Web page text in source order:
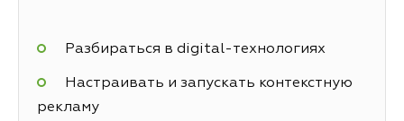
Разбираться в digital-технологиях
Настраивать и запускать контекстную
рекламу